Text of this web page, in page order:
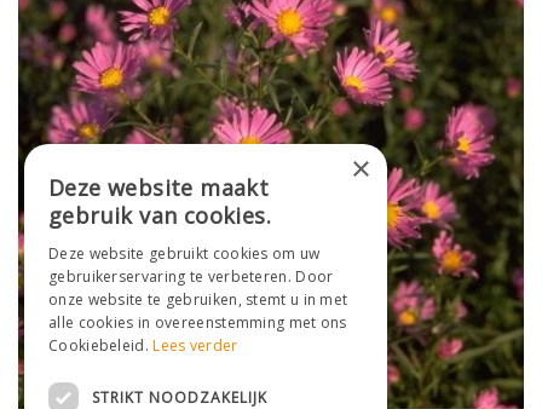
×
Deze website maakt
gebruik van cookies.
Deze website gebruikt cookies om uw
gebruikerservaring te verbeteren. Door
onze website te gebruiken, stemt u in met
alle cookies in overeenstemming met ons
Cookiebeleid.Lees verder
STRIKT NOODZAKELIJK